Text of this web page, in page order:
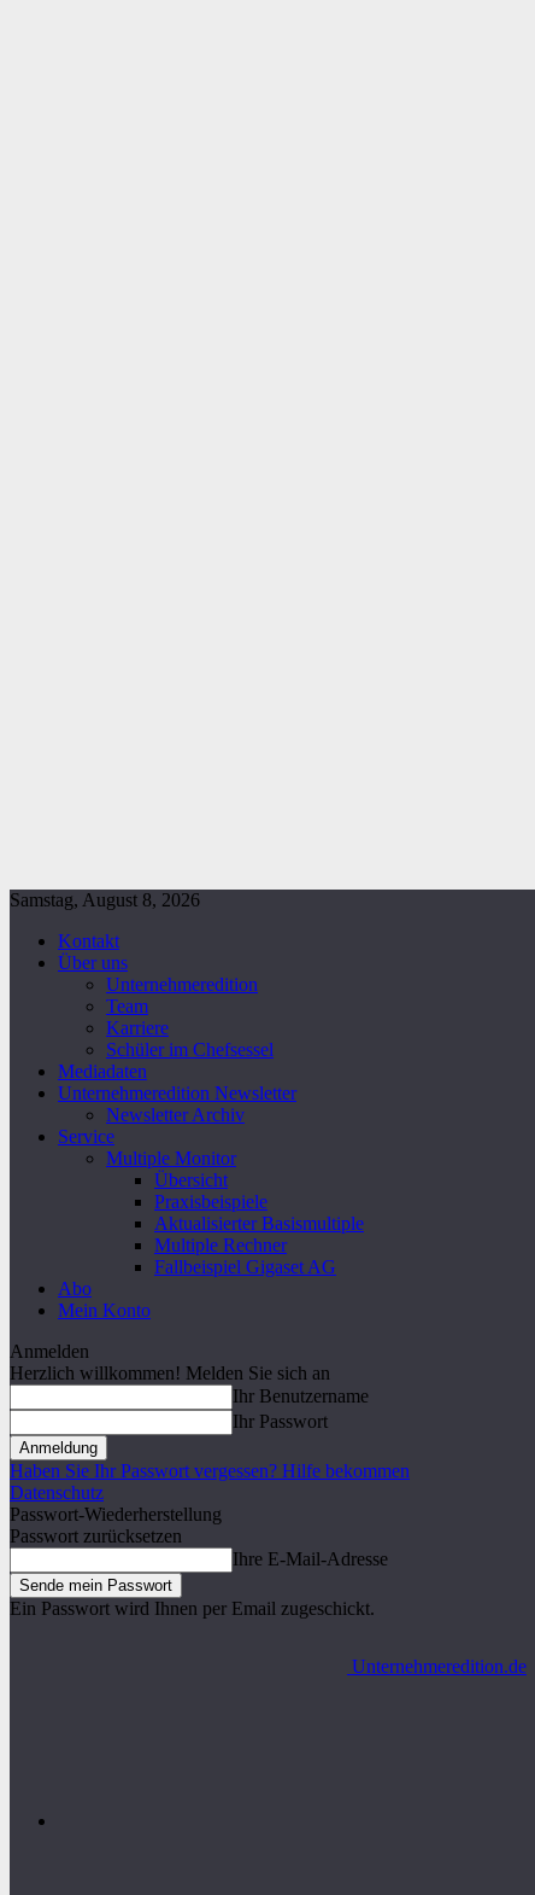
Samstag, August 8, 2026
Kontakt
Über uns
Unternehmeredition
Team
Karriere
Schüler im Chefsessel
Mediadaten
Unternehmeredition Newsletter
Newsletter Archiv
Service
Multiple Monitor
Übersicht
Praxisbeispiele
Aktualisierter Basismultiple
Multiple Rechner
Fallbeispiel Gigaset AG
Abo
Mein Konto
Anmelden
Herzlich willkommen! Melden Sie sich an
Ihr Benutzername
Ihr Passwort
Haben Sie Ihr Passwort vergessen? Hilfe bekommen
Datenschutz
Passwort-Wiederherstellung
Passwort zurücksetzen
Ihre E-Mail-Adresse
Ein Passwort wird Ihnen per Email zugeschickt.
Unternehmeredition.de